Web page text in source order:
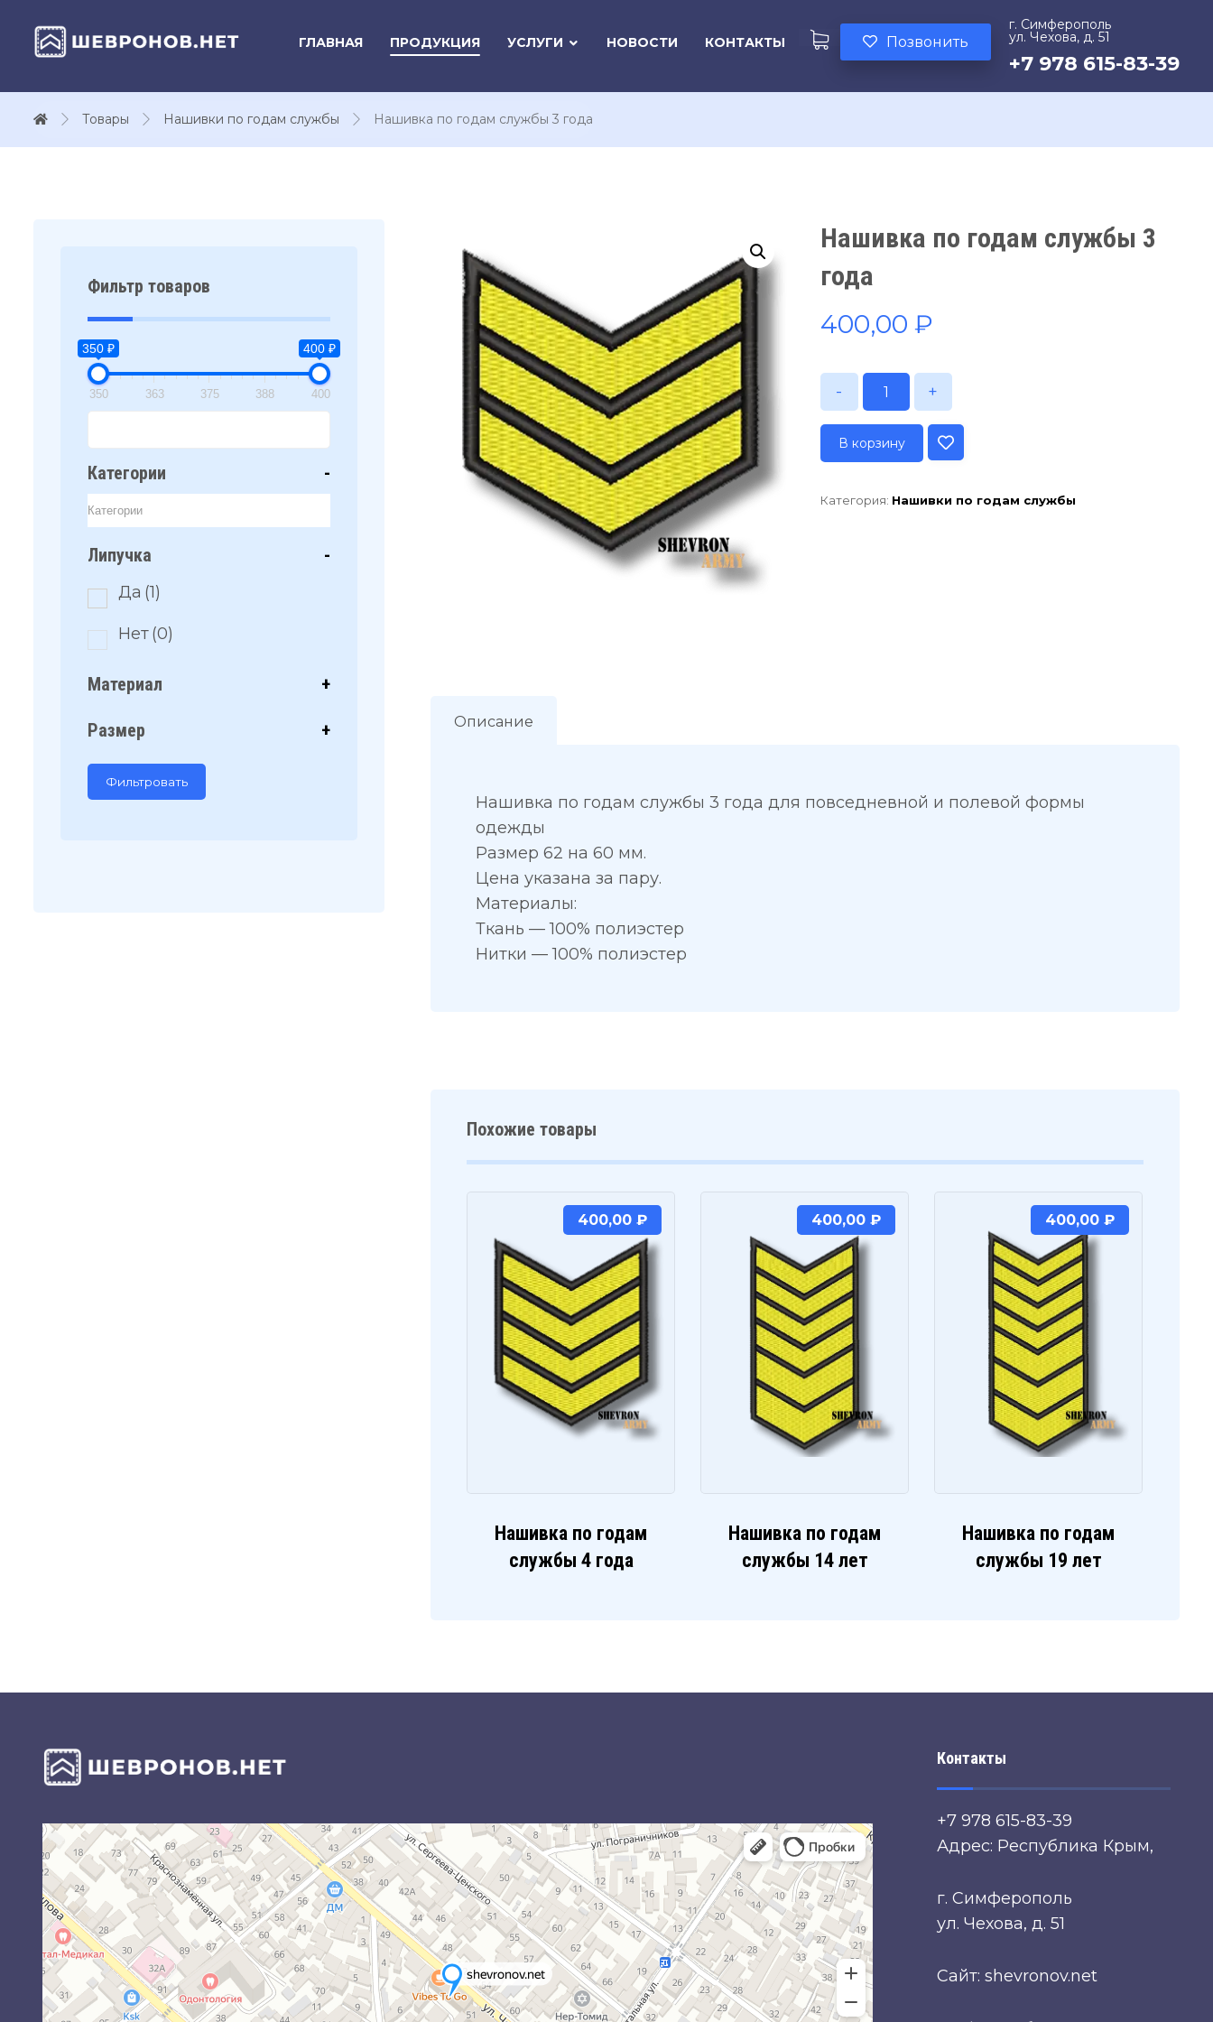
г. Симферополь
ул. Чехова, д. 51
+7 978 615-83-39
Позвонить
ГЛАВНАЯ ПРОДУКЦИЯ УСЛУГИ НОВОСТИ КОНТАКТЫ
Товары Нашивки по годам службы Нашивка по годам службы 3 года
Нашивка по годам службы 3
года
400,00 ₽
- +
В корзину
Категория: Нашивки по годам службы
Описание
Нашивка по годам службы 3 года для повседневной и полевой формы
одежды
Размер 62 на 60 мм.
Цена указана за пару.
Материалы:
Ткань — 100% полиэстер
Нитки — 100% полиэстер
Похожие товары
Нашивка по годам
службы 4 года
400,00 ₽
Нашивка по годам
службы 14 лет
400,00 ₽
Нашивка по годам
службы 19 лет
400,00 ₽
Фильтр товаров
350 ₽ 400 ₽
350 363 375 388 400
Категории -
Липучка -
Да (1)
Нет(0)
Материал +
Размер +
Фильтровать
Контакты
+7 978 615-83-39
Адрес: Республика Крым,
г. Симферополь
ул. Чехова, д. 51
Сайт: shevronov.net